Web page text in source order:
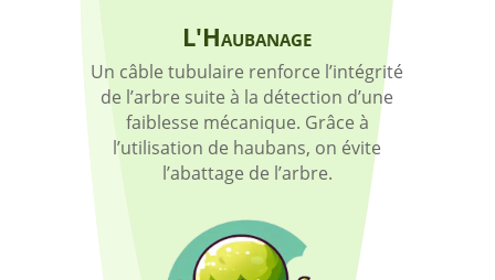
L'Haubanage
Un câble tubulaire renforce l’intégrité
de l’arbre suite à la détection d’une
faiblesse mécanique. Grâce à
l’utilisation de haubans, on évite
l’abattage de l’arbre.